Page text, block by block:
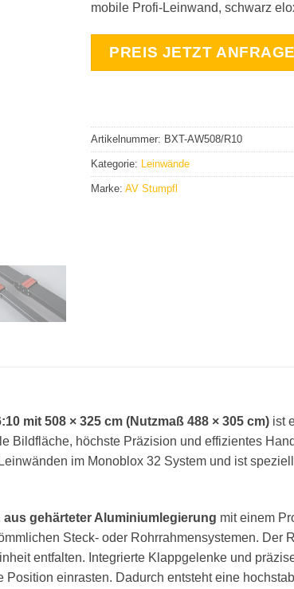
mobile Profi-Leinwand, schwarz
PREIS JETZT
Artikelnummer: BXT-AW508/R10
Kategorie: Leinwände
Marke: AV Stumpfl
mit 508 × 325 cm (Nutzmaß 488 × 305 cm) ist
Bildfläche, höchste Präzision und effizientes
im Monoblox 32 System und ist
gehärteter Aluminiumlegierung mit einem
Steck- oder Rohrrahmensystemen. Der
entfalten. Integrierte Klappgelenke und
einrasten. Dadurch entsteht eine